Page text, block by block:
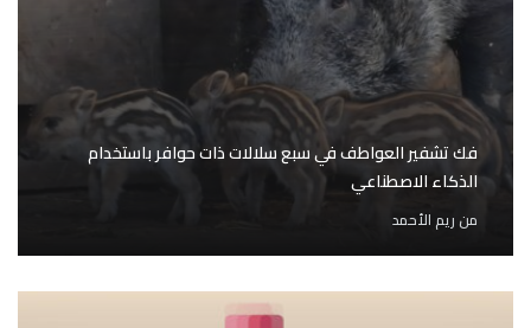
فك تشفير العواطف في سبع سلالات ذات حوافر باستخدام
الذكاء الاصطناعي
من ريم الأحمد